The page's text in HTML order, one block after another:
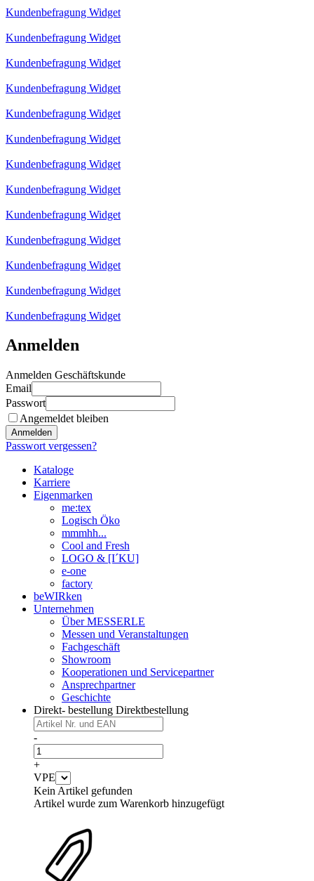
Kundenbefragung Widget
Kundenbefragung Widget
Kundenbefragung Widget
Kundenbefragung Widget
Kundenbefragung Widget
Kundenbefragung Widget
Kundenbefragung Widget
Kundenbefragung Widget
Kundenbefragung Widget
Kundenbefragung Widget
Kundenbefragung Widget
Kundenbefragung Widget
Kundenbefragung Widget
Anmelden
Anmelden Geschäftskunde
Email
Passwort
Angemeldet bleiben
Anmelden
Passwort vergessen?
Kataloge
Karriere
Eigenmarken
me:tex
Logisch Öko
mmmhh...
Cool and Fresh
LOGO & [I´KU]
e-one
factory
beWIRken
Unternehmen
Über MESSERLE
Messen und Veranstaltungen
Fachgeschäft
Showroom
Kooperationen und Servicepartner
Ansprechpartner
Geschichte
Direkt- bestellung Direktbestellung
-
+
VPE
Kein Artikel gefunden
Artikel wurde zum Warenkorb hinzugefügt